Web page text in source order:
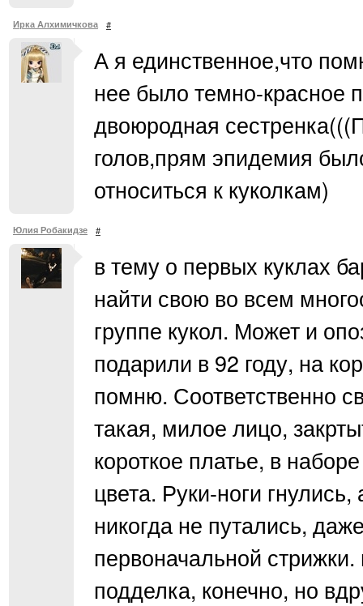
Ирка Алхимичкова #
А я единственное,что
нее было темно-красное
двоюродная
голов,прям эпидемия
относиться к куколкам)
Юлия Робакидзе #
в тему о первых куклах
найти свою во всем
группе кукол. Может и
подарили в 92 году, на
помню. Соответственно
такая, милое лицо,
короткое платье, в
цвета. Руки-ноги
никогда не путались,
первоначальной
подделка, конечно, но